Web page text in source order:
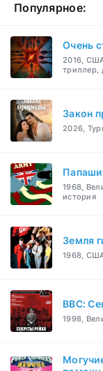
Популярное:
Очень
2016,
триллер,
Закон
2026,
1968,
история
Земля
1968,
BBC:
1998,